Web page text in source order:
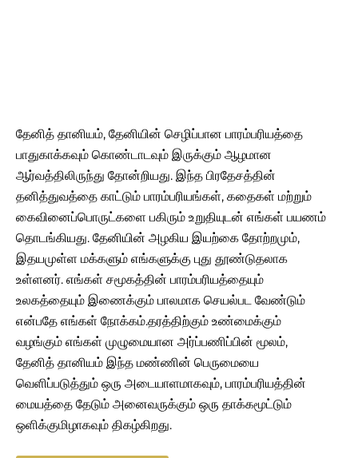
தேனித் தானியம், தேனியின் செழிப்பான பாரம்பரியத்தை
பாதுகாக்கவும் கொண்டாடவும் இருக்கும் ஆழமான
ஆர்வத்திலிருந்து தோன்றியது. இந்த பிரதேசத்தின்
தனித்துவத்தை காட்டும் பாரம்பரியங்கள், கதைகள் மற்றும்
கைவினைப்பொருட்களை பகிரும் உறுதியுடன் எங்கள் பயணம்
தொடங்கியது. தேனியின் அழகிய இயற்கை தோற்றமும்,
இதயமுள்ள மக்களும் எங்களுக்கு புது தூண்டுதலாக
உள்ளனர். எங்கள் சமூகத்தின் பாரம்பரியத்தையும்
உலகத்தையும் இணைக்கும் பாலமாக செயல்பட வேண்டும்
என்பதே எங்கள் நோக்கம்.தரத்திற்கும் உண்மைக்கும்
வழங்கும் எங்கள் முழுமையான அர்ப்பணிப்பின் மூலம்,
தேனித் தானியம் இந்த மண்ணின் பெருமையை
வெளிப்படுத்தும் ஒரு அடையாளமாகவும், பாரம்பரியத்தின்
மையத்தை தேடும் அனைவருக்கும் ஒரு தாக்கமூட்டும்
ஒளிக்குமிழாகவும் திகழ்கிறது.